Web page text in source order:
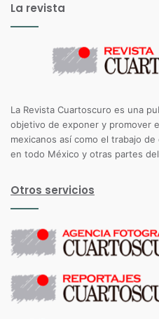
La revista
La Revista Cuartoscuro es una
objetivo de exponer y promover
mexicanos así como el trabajo
en todo México y otras partes
Otros servicios